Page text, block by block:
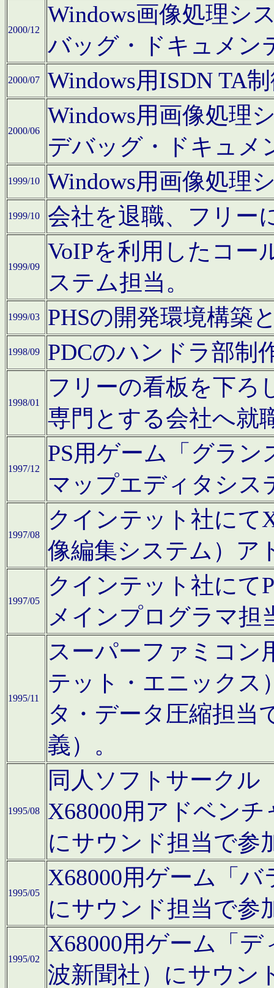
2000/12
Windows画像処理シ
バッグ・ドキュメン
2000/07 Windows用ISDN TA
2000/06
Windows用画像処理
デバッグ・ドキュメ
1999/10 Windows用画像処理
1999/10 会社を退職、フリー
1999/09
VoIPを利用したコー
ステム担当。
1999/03 PHSの開発環境構築
1998/09 PDCのハンドラ部制
1998/01
フリーの看板を下ろ
専門とする会社へ就
1997/12
PS用ゲーム「グラン
マップエディタシス
1997/08
クインテット社にて
像編集システム）ア
1997/05
クインテット社にて
メインプログラマ担
1995/11
スーパーファミコン
テット・エニックス
タ・データ圧縮担当
義）。
1995/08
同人ソフトサークル
X68000用アドベン
にサウンド担当で参
1995/05
X68000用ゲーム「
にサウンド担当で参
1995/02
X68000用ゲーム「
波新聞社）にサウン